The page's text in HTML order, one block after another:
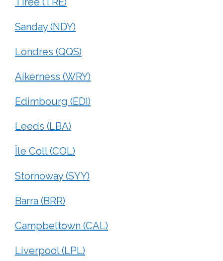
Sanday (NDY)
Londres (QQS)
Aikerness (WRY)
Edimbourg (EDI)
Leeds (LBA)
Île Coll (COL)
Stornoway (SYY)
Barra (BRR)
Campbeltown (CAL)
Liverpool (LPL)